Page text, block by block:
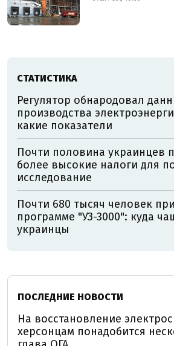
СТАТИСТИКА
Регулятор обнародовал
производства
какие показатели
Почти половина украинцев
более высокие налоги для
исследование
Почти 680 тысяч человек
программе "УЗ-3000": куда
украинцы
ПОСЛЕДНИЕ НОВОСТИ
На восстановление
херсонцам понадобится